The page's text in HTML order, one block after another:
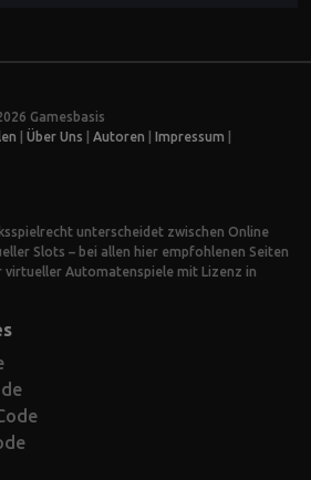
Gamesbasis
Über Uns Autoren Impressum
unterscheidet zwischen Online
Slots – bei allen hier empfohlenen Seiten
virtueller Automatenspiele mit Lizenz in